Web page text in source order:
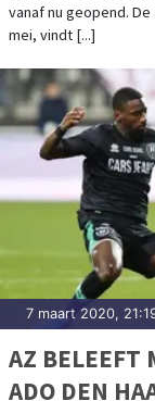
vanaf nu geopend.
mei, vindt [...]
7 maart 2020,
AZ BELEEFT
ADO DEN